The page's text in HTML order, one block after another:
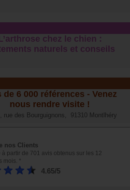
chez le chien :
naturels et conseils
de 6 000 références - Venez
nous rendre visite !
rue des Bourguignons, 91310 Montlhéry
nos Clients
à partir de 701 avis obtenus sur les 12
mois. *
4.65/5